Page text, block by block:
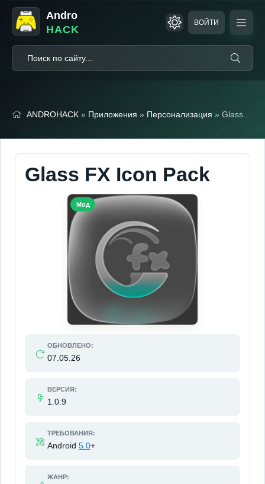
Andro
HACK
ВОЙТИ
ANDROHACK » Приложения » Персонализация » Glass FX Icon Pack
Glass FX Icon Pack
ОБНОВЛЕНО:
07.05.26
ВЕРСИЯ:
1.0.9
ТРЕБОВАНИЯ:
Android 5.0+
ЖАНР:
Мод